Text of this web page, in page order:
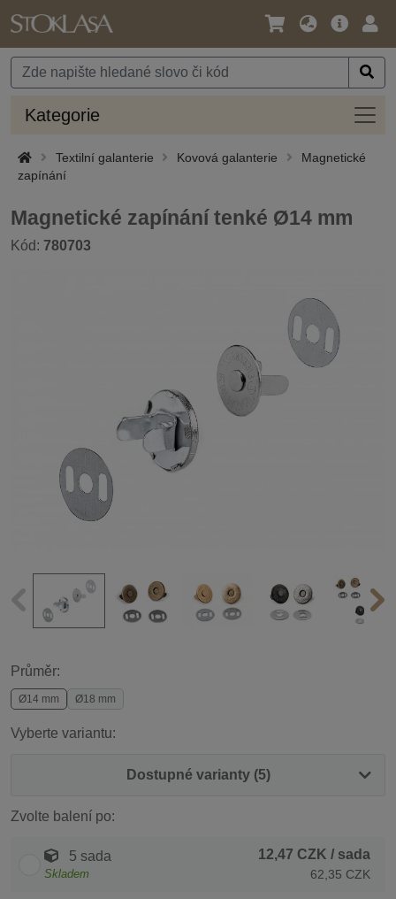
Jazyk
Měna
Hlavní
Kategorie
Textilní galanterie Kovová galanterie
Magnetické
zapínání
Magnetické zapínání tenké Ø14 mm
Kód: 780703
Průměr:
Ø14 mm Ø18 mm
Vyberte variantu:
Dostupné varianty (5)
Zvolte balení po:
5 sada
Skladem
12,47 CZK / sada
62,35 CZK